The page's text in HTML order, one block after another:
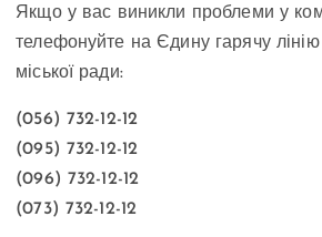
Якщо у вас виникли проблеми у
телефонуйте на Єдину гарячу лінію
міської ради:
(056) 732-12-12
(095) 732-12-12
(096) 732-12-12
(073) 732-12-12